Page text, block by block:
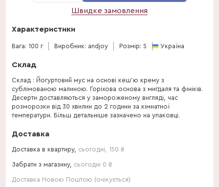
Швидке замовлення
Характеристики
Вага: 100 г Виробник: andjoy Розмір: S Україна
Склад
Склад : Йогуртовий мус на основі кеш’ю крему з
сублімованою малиною. Горіхова основа з мигдаля та фініків.
Десерти доставляються у замороженому вигляді, час
розморозки від 30 хвилин до 2 години за кімнатної
температури. Більш детальніше зазначено на упаковці.
Доставка
Доставка в квартиру, сьогодні 150 ₴
Забрати з магазину, сьогодні 0 ₴
Доставка Новою Поштою (очікується)